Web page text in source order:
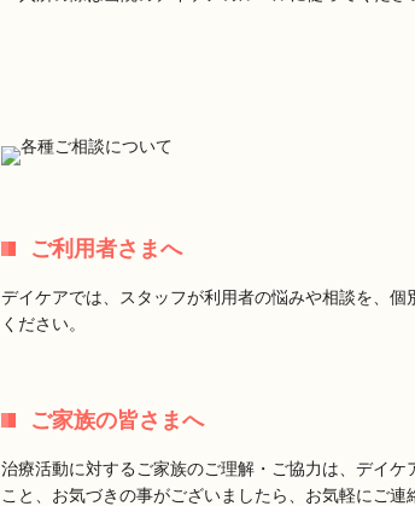
ご利用者さまへ
デイケアでは、スタッフが利用者の悩みや相談を、
ください。
ご家族の皆さまへ
治療活動に対するご家族のご理解・ご協力は、デイ
こと、お気づきの事がございましたら、お気軽にご